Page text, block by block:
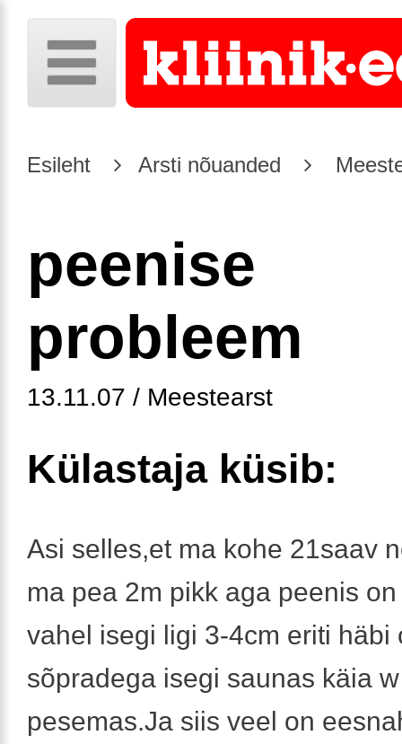
Esileht Arsti nõuanded
peenise
probleem
13.11.07 / Meestearst
Külastaja küsib:
Asi selles,et ma kohe 21saav
ma pea 2m pikk aga peenis
vahel isegi ligi 3-4cm eriti häbi
sõpradega isegi saunas käia
pesemas.Ja siis veel on